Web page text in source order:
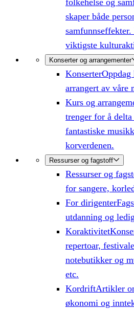
skaper både
viktigste
Konserter og arrangementer
KonserterOppdag
arrangert av våre
Kurs og
trenger for å
fantastiske
korverdenen.
Ressurser og fagstoff
Ressurser og
for sangere,
For dirigenter
utdanning og
Koraktivitet
repertoar,
notebutikker og
etc.
KordriftArtikler
økonomi og